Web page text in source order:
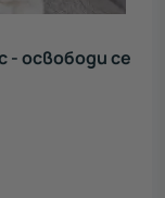
- освободи се